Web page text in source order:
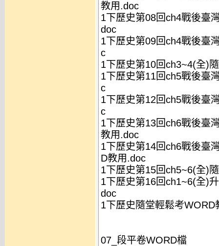
教用.doc
1下歷史第08回ch4戰後臺
doc
1下歷史第09回ch4戰後臺
c
1下歷史第10回ch3~4(全)
1下歷史第11回ch5戰後臺
c
1下歷史第12回ch5戰後臺
c
1下歷史第13回ch6戰後臺
教用.doc
1下歷史第14回ch6戰後臺
D教用.doc
1下歷史第15回ch5~6(全)
1下歷史第16回ch1~6(全)
doc
1下歷史隨堂輕鬆考WORD
07_段平卷WORD檔